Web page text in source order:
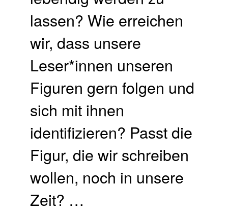
lassen? Wie erreichen
wir, dass unsere
Leser*innen unseren
Figuren gern folgen und
sich mit ihnen
identifizieren? Passt die
Figur, die wir schreiben
wollen, noch in unsere
Zeit? …